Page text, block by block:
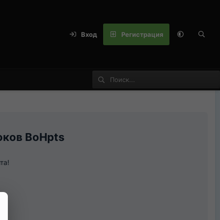
Вход Регистрация
BoHpts